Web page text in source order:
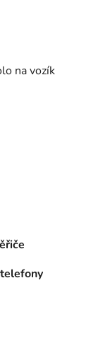
na vozík